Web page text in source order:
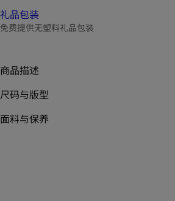
礼品包装
免费提供无塑料礼品包装
商品描述
尺码与版型
面料与保养